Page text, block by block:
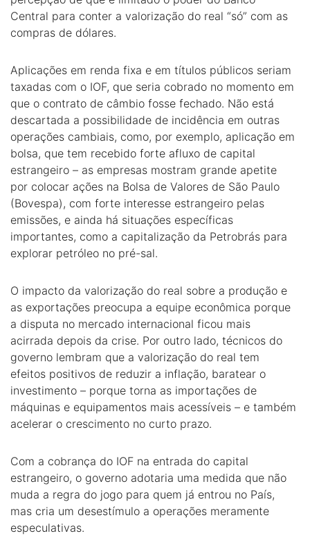
Central para conter a valorização do real “só” com as
compras de dólares.
Aplicações em renda fixa e em títulos públicos seriam
taxadas com o IOF, que seria cobrado no momento em
que o contrato de câmbio fosse fechado. Não está
descartada a possibilidade de incidência em outras
operações cambiais, como, por exemplo, aplicação em
bolsa, que tem recebido forte afluxo de capital
estrangeiro – as empresas mostram grande apetite
por colocar ações na Bolsa de Valores de São Paulo
(Bovespa), com forte interesse estrangeiro pelas
emissões, e ainda há situações específicas
importantes, como a capitalização da Petrobrás para
explorar petróleo no pré-sal.
O impacto da valorização do real sobre a produção e
as exportações preocupa a equipe econômica porque
a disputa no mercado internacional ficou mais
acirrada depois da crise. Por outro lado, técnicos do
governo lembram que a valorização do real tem
efeitos positivos de reduzir a inflação, baratear o
investimento – porque torna as importações de
máquinas e equipamentos mais acessíveis – e também
acelerar o crescimento no curto prazo.
Com a cobrança do IOF na entrada do capital
estrangeiro, o governo adotaria uma medida que não
muda a regra do jogo para quem já entrou no País,
mas cria um desestímulo a operações meramente
especulativas.